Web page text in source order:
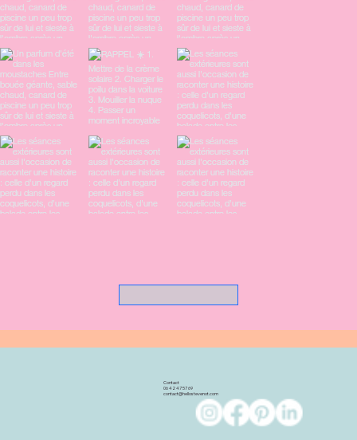
Contact
06 42 47 57 69
contact@hellostevenot.com